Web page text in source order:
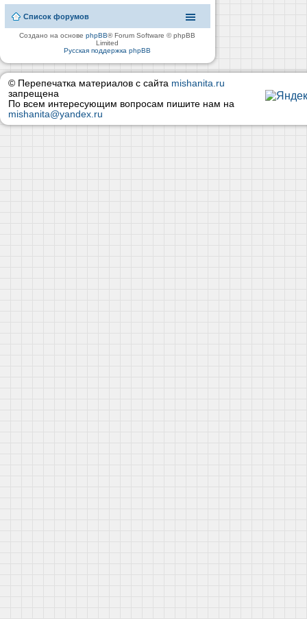
Список форумов
Создано на основеphpBB® Forum Software © phpBB
Limited
Русская поддержка phpBB
© Перепечатка материалов с сайта mishanita.ru
запрещена
По всем интересующим вопросам пишите нам на
mishanita@yandex.ru